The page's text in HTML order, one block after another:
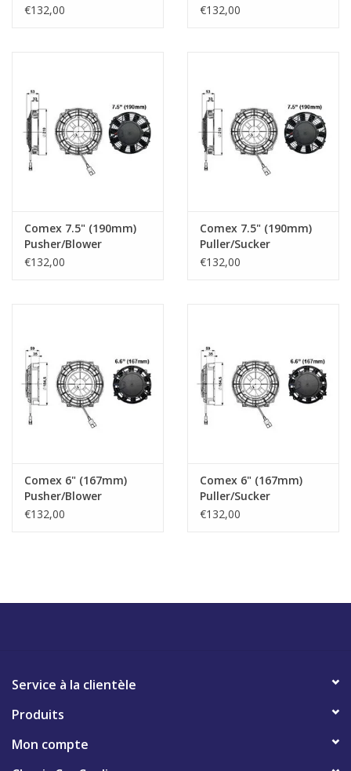
€132,00
€132,00
Comex 7.5" (190mm)
Pusher/Blower
€132,00
Comex 7.5" (190mm)
Puller/Sucker
€132,00
Comex 6" (167mm)
Pusher/Blower
€132,00
Comex 6" (167mm)
Puller/Sucker
€132,00
Service à la clientèle
Produits
Mon compte